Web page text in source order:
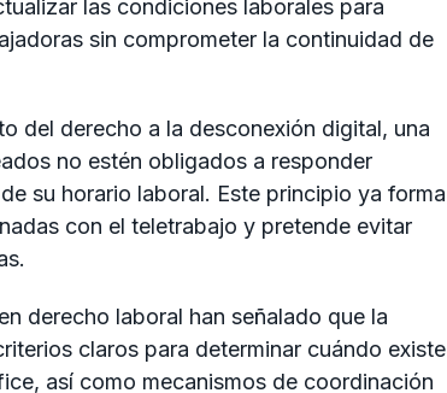
las condiciones laborales para
sin comprometer la continuidad de
del derecho a la desconexión digital, una
no estén obligados a responder
su horario laboral. Este principio ya forma
con el teletrabajo y pretende evitar
derecho laboral han señalado que la
claros para determinar cuándo existe
así como mecanismos de coordinación